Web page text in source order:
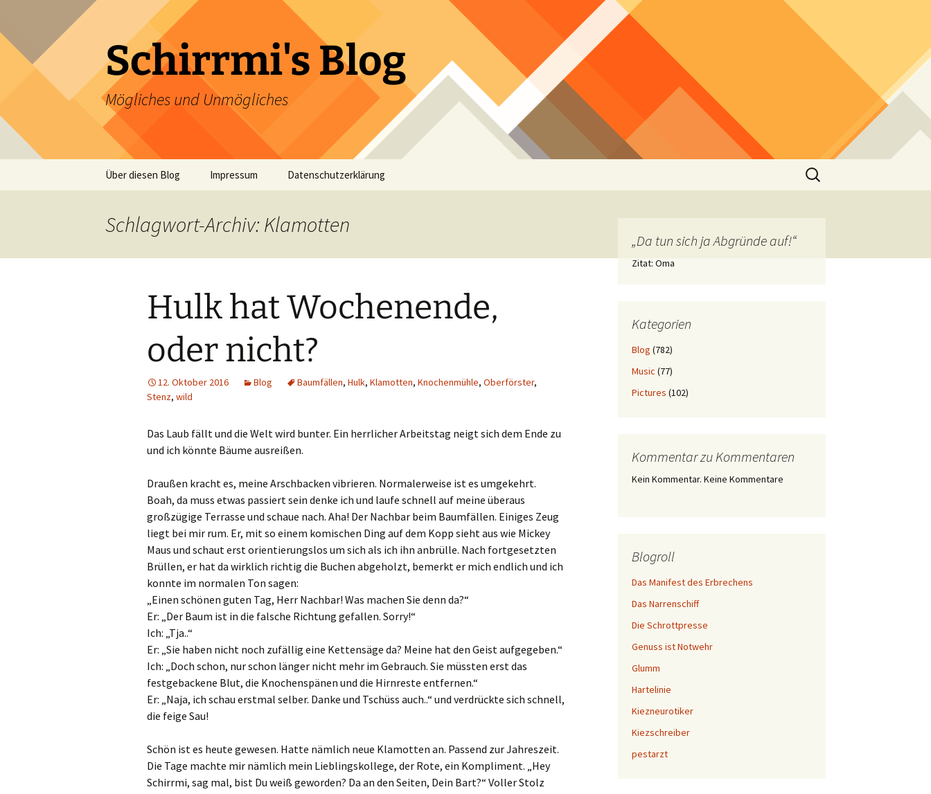
springen
Schirrmi's Blog
Mögliches und Unmögliches
Über diesen Blog Impressum Datenschutzerklärung
Suchen
nach:
Schlagwort-Archiv: Klamotten
Hulk hat Wochenende,
oder nicht?
12. Oktober 2016 Blog Baumfällen, Hulk, Klamotten, Knochenmühle, Oberförster,
Stenz, wild
Das Laub fällt und die Welt wird bunter. Ein herrlicher Arbeitstag neigt sich dem Ende zu
und ich könnte Bäume ausreißen.
Draußen kracht es, meine Arschbacken vibrieren. Normalerweise ist es umgekehrt.
Boah, da muss etwas passiert sein denke ich und laufe schnell auf meine überaus
großzügige Terrasse und schaue nach. Aha! Der Nachbar beim Baumfällen. Einiges Zeug
liegt bei mir rum. Er, mit so einem komischen Ding auf dem Kopp sieht aus wie Mickey
Maus und schaut erst orientierungslos um sich als ich ihn anbrülle. Nach fortgesetzten
Brüllen, er hat da wirklich richtig die Buchen abgeholzt, bemerkt er mich endlich und ich
konnte im normalen Ton sagen:
„Einen schönen guten Tag, Herr Nachbar! Was machen Sie denn da?“
Er: „Der Baum ist in die falsche Richtung gefallen. Sorry!“
Ich: „Tja..“
Er: „Sie haben nicht noch zufällig eine Kettensäge da? Meine hat den Geist aufgegeben.“
Ich: „Doch schon, nur schon länger nicht mehr im Gebrauch. Sie müssten erst das
festgebackene Blut, die Knochenspänen und die Hirnreste entfernen.“
Er: „Naja, ich schau erstmal selber. Danke und Tschüss auch..“ und verdrückte sich schnell,
die feige Sau!
Schön ist es heute gewesen. Hatte nämlich neue Klamotten an. Passend zur Jahreszeit.
Die Tage machte mir nämlich mein Lieblingskollege, der Rote, ein Kompliment. „Hey
Schirrmi, sag mal, bist Du weiß geworden? Da an den Seiten, Dein Bart?“ Voller Stolz
„Da tun sich ja Abgründe auf!“
Zitat: Oma
Kategorien
Blog (782)
Music (77)
Pictures (102)
Kommentar zu Kommentaren
Kein Kommentar. Keine Kommentare
Blogroll
Das Manifest des Erbrechens
Das Narrenschiff
Die Schrottpresse
Genuss ist Notwehr
Glumm
Hartelinie
Kiezneurotiker
Kiezschreiber
pestarzt